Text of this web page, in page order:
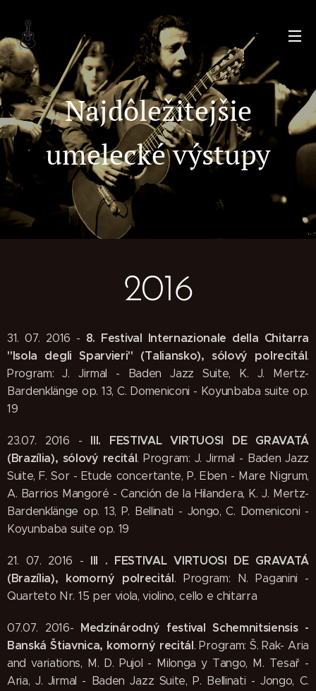
Najdôležitejšie
umelecké výstupy
2016
31. 07. 2016 - 8. Festival Internazionale della Chitarra
"Isola degli Sparvieri" (Taliansko), sólový polrecitál.
Program: J. Jirmal - Baden Jazz Suite, K. J. Mertz-
Bardenklänge op. 13, C. Domeniconi - Koyunbaba suite op.
19
23.07. 2016 - III. FESTIVAL VIRTUOSI DE GRAVATÁ
(Brazília), sólový recitál. Program: J. Jirmal - Baden Jazz
Suite, F. Sor - Etude concertante, P. Eben - Mare Nigrum,
A. Barrios Mangoré - Canción de la Hilandera, K. J. Mertz-
Bardenklänge op. 13, P. Bellinati - Jongo, C. Domeniconi -
Koyunbaba suite op. 19
21. 07. 2016 - III . FESTIVAL VIRTUOSI DE GRAVATÁ
(Brazília), komorný polrecitál. Program: N. Paganini -
Quarteto Nr. 15 per viola, violino, cello e chitarra
07.07. 2016- Medzinárodný festival Schemnitsiensis -
Banská Štiavnica, komorný recitál. Program: Š. Rak- Aria
and variations, M. D. Pujol - Milonga y Tango, M. Tesař -
Aria, J. Jirmal - Baden Jazz Suite, P. Bellinati - Jongo, C.